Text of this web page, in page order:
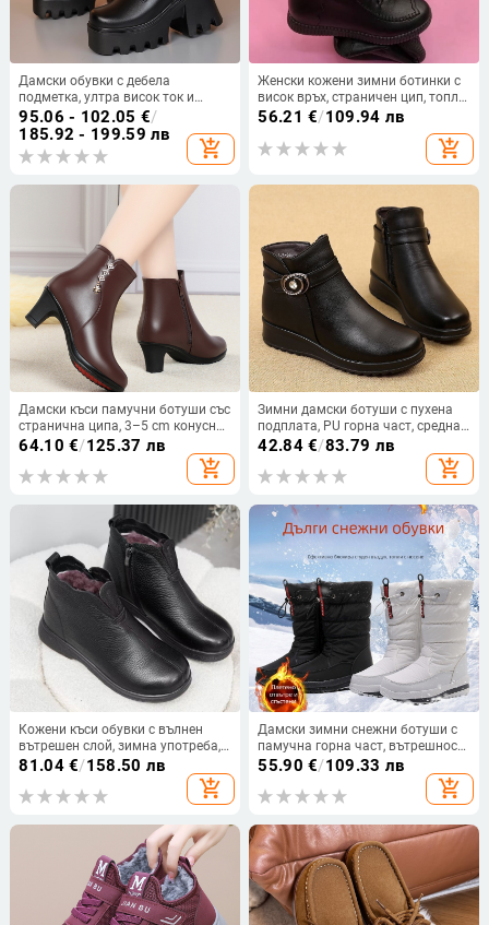
Дамски обувки с дебела
подметка, ултра висок ток и
памучна подплата, увеличаващи
височината, ботуши Martin,
дамски ботуши от естествена
кожа с връзки и памучна
тип „цигарена тръба“.
95.06 - 102.05 €/
185.92 - 199.59 лв
add_shopping_cart
Женски кожени зимни ботинки с
висок връх, страничен цип, топла
памучна подплата и неплъзгаща
56.21 €/109.94 лв
add_shopping_cart
Дамски къси памучни ботуши със
странична ципа, 3–5 cm конусна
пета, горен материал: супер
64.10 €/125.37 лв
add_shopping_cart
Зимни дамски ботуши с пухена
подплата, PU горна част, средна
височина, страничен цип, гумена
42.84€/83.79 лв
add_shopping_cart
Кожени къси обувки с вълнен
вътрешен слой, зимна употреба,
нисък ток 1–3 см, страничен цип,
81.04€/158.50 лв
add_shopping_cart
Дамски зимни снежни ботуши с
памучна горна част, вътрешност
от изкуствен плюш, стелка от
подметка, плосък ток
55.90 €/109.33 лв
add_shopping_cart